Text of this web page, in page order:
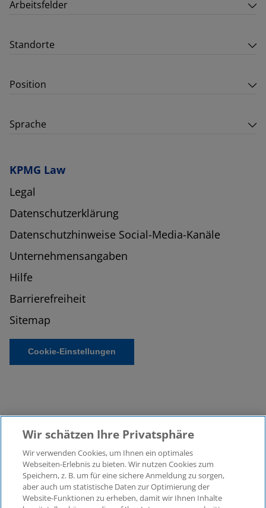
Arbeitsfelder
Standorte
Position
Sprache
KPMG Law
Legal
Datenschutzerklärung
Datenschutzhinweise Social-Media-Kanäle
Unternehmensangaben
Hilfe
Barrierefreiheit
Sitemap
Cookie-Einstellungen
©2026 KPMG Law Rechtsanwaltsgesellschaft mbH,
assoziiert mit der KPMG AG
Wirtschaftsprüfungsgesellschaft, einer
Aktiengesellschaft nach deutschem Recht und ein
Wir schätzen Ihre Privatsphäre
Wir verwenden Cookies, um Ihnen ein optimales
Webseiten-Erlebnis zu bieten. Wir nutzen Cookies zum
Speichern, z. B. um für eine sichere Anmeldung zu sorgen,
aber auch um statistische Daten zur Optimierung der
Website-Funktionen zu erheben, damit wir Ihnen Inhalte